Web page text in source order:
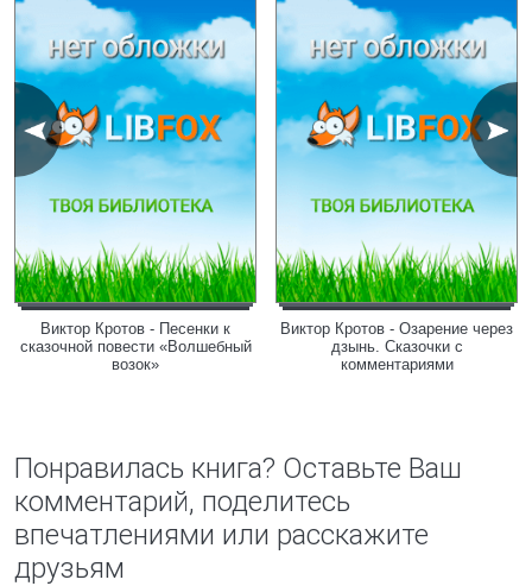
Виктор Кротов - Песенки к
сказочной повести «Волшебный
возок»
Виктор Кротов - Озарение через
дзынь. Сказочки с
комментариями
Понравилась книга? Оставьте Ваш
комментарий, поделитесь
впечатлениями или расскажите
друзьям